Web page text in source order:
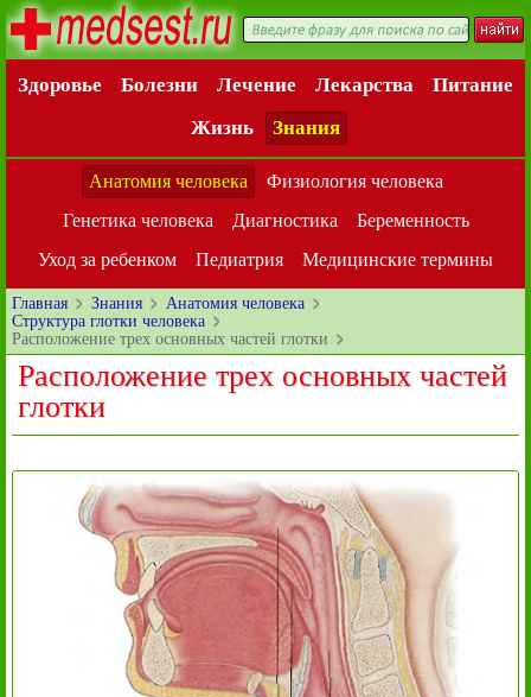
Здоровье Болезни Лечение Лекарства
Питание
Жизнь
Знания
Анатомия человека
Физиология человека
Генетика человека
Диагностика
Беременность
Уход за ребенком
Педиатрия Медицинские термины
Главная Знания
Анатомия человека
Структура глотки человека
Расположение трех основных частей глотки
Расположение трех основных частей
глотки